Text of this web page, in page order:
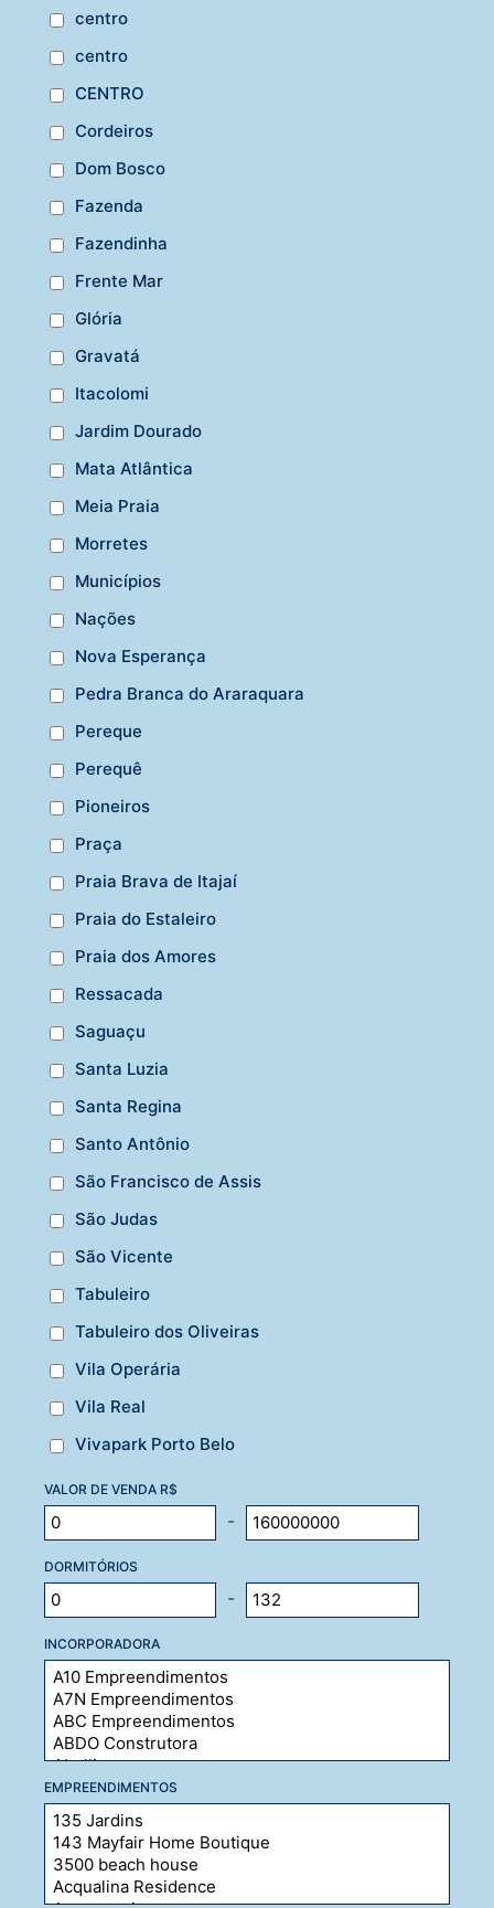
centro
centro
CENTRO
Cordeiros
Dom Bosco
Fazenda
Fazendinha
Frente Mar
Glória
Gravatá
Itacolomi
Jardim Dourado
Mata Atlântica
Meia Praia
Morretes
Municípios
Nações
Nova Esperança
Pedra Branca do Araraquara
Pereque
Perequê
Pioneiros
Praça
Praia Brava de Itajaí
Praia do Estaleiro
Praia dos Amores
Ressacada
Saguaçu
Santa Luzia
Santa Regina
Santo Antônio
São Francisco de Assis
São Judas
São Vicente
Tabuleiro
Tabuleiro dos Oliveiras
Vila Operária
Vila Real
Vivapark Porto Belo
VALOR DE VENDA R$
-
DORMITÓRIOS
-
INCORPORADORA
EMPREENDIMENTOS